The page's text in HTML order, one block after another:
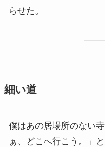
らせた。
細い道
僕はあの居場所のない
ぁ、どこへ行こう。」